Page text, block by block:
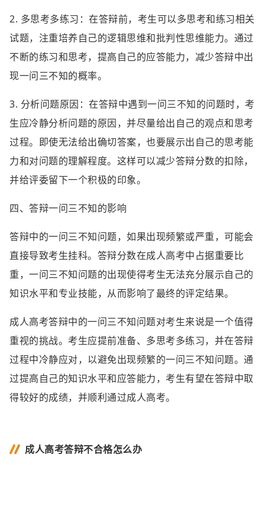
2. 多思考多练习：在答辩前，考生可以多思考和练习相关
试题，注重培养自己的逻辑思维和批判性思维能力。通过
不断的练习和思考，提高自己的应答能力，减少答辩中出
现一问三不知的概率。
3. 分析问题原因：在答辩中遇到一问三不知的问题时，考
生应冷静分析问题的原因，并尽量给出自己的观点和思考
过程。即使无法给出确切答案，也要展示出自己的思考能
力和对问题的理解程度。这样可以减少答辩分数的扣除，
并给评委留下一个积极的印象。
四、答辩一问三不知的影响
答辩中的一问三不知问题，如果出现频繁或严重，可能会
直接导致考生挂科。答辩分数在成人高考中占据重要比
重，一问三不知问题的出现使得考生无法充分展示自己的
知识水平和专业技能，从而影响了最终的评定结果。
成人高考答辩中的一问三不知问题对考生来说是一个值得
重视的挑战。考生应提前准备、多思考多练习，并在答辩
过程中冷静应对，以避免出现频繁的一问三不知问题。通
过提高自己的知识水平和应答能力，考生有望在答辩中取
得较好的成绩，并顺利通过成人高考。
成人高考答辩不合格怎么办